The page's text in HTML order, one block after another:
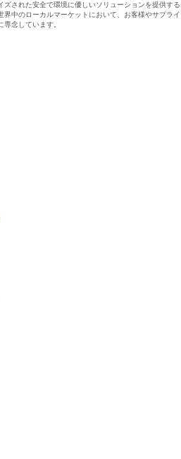
ズされた安全で環境に優しいソリューションを提供す
界中のローカルマーケットにおいて、お客様やサプラ
念しています。